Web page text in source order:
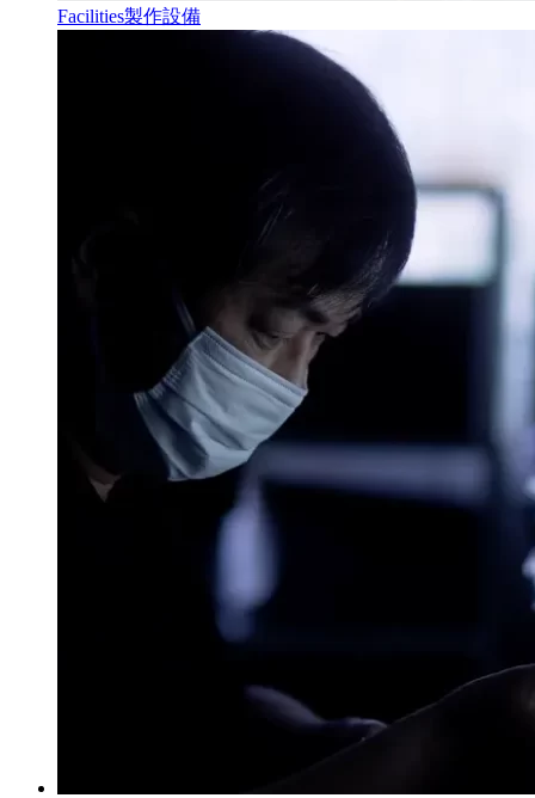
Facilities製作設備